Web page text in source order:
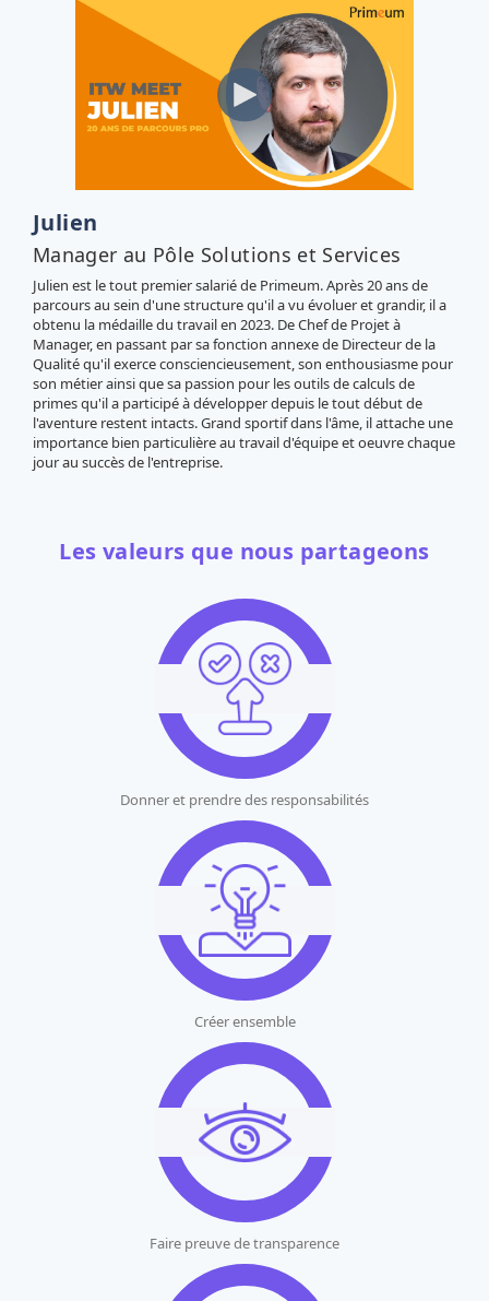
Julien
Manager au Pôle Solutions et Services
Julien est le tout premier salarié de Primeum. Après 20 ans de
parcours au sein d'une structure qu'il a vu évoluer et grandir, il a
obtenu la médaille du travail en 2023. De Chef de Projet à
Manager, en passant par sa fonction annexe de Directeur de la
Qualité qu'il exerce consciencieusement, son enthousiasme pour
son métier ainsi que sa passion pour les outils de calculs de
primes qu'il a participé à développer depuis le tout début de
l'aventure restent intacts. Grand sportif dans l'âme, il attache une
importance bien particulière au travail d'équipe et oeuvre chaque
jour au succès de l'entreprise.
Les valeurs que nous partageons
Donner et prendre des responsabilités
Créer ensemble
Faire preuve de transparence